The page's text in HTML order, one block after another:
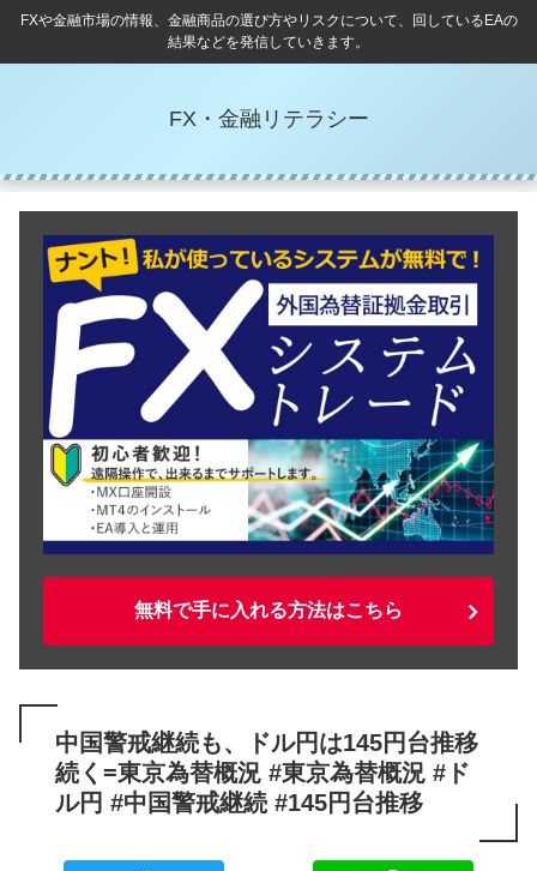
FXや金融市場の情報、金融商品の選び方やリスクについて、回しているEAの
結果などを発信していきます。
FX・金融リテラシー
無料で手に入れる方法はこちら
中国警戒継続も、ドル円は145円台推移
続く=東京為替概況 #東京為替概況 #ド
ル円 #中国警戒継続 #145円台推移